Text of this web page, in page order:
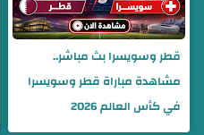
قطر وسويسرا بث مباشر..
مشاهدة مباراة قطر وسويسرا
في كأس العالم 2026